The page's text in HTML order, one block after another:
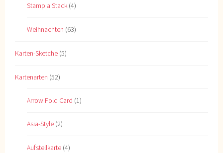
Stamp a Stack (4)
Weihnachten (63)
Karten-Sketche (5)
Kartenarten (52)
Arrow Fold Card (1)
Asia-Style (2)
Aufstellkarte (4)